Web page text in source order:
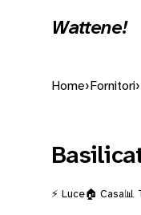
Wattene!
Home› Fornitori›
⚡ Luce🏠 Casa📊